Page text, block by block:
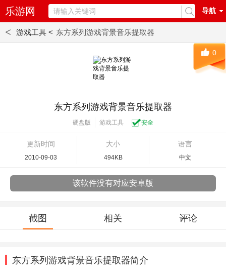
乐游网 导航
< 游戏工具 < 东方系列游戏背景音乐提取器
东方系列游戏背景音乐提取器
硬盘版 游戏工具 安全
更新时间
2010-09-03
大小
494KB
语言
中文
0
该软件没有对应安卓版
截图 相关 评论
东方系列游戏背景音乐提取器简介